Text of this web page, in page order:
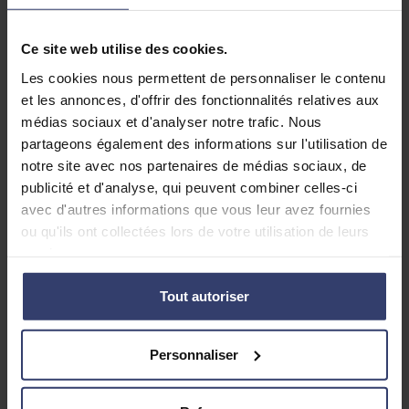
Ce site web utilise des cookies.
Les cookies nous permettent de personnaliser le contenu
et les annonces, d'offrir des fonctionnalités relatives aux
médias sociaux et d'analyser notre trafic. Nous
partageons également des informations sur l'utilisation de
notre site avec nos partenaires de médias sociaux, de
publicité et d'analyse, qui peuvent combiner celles-ci
avec d'autres informations que vous leur avez fournies
ou qu'ils ont collectées lors de votre utilisation de leurs
Tout autoriser
Personnaliser
comparer la note du bac avec le livret scolaire.
L’objectif est d’éviter un rattrapage au bac
Qui corrige les copies du bac ?
Les professeurs sont convoqués par l’Éducation
Nationale pour corriger les copies du bac de la
matière qu’ils enseignent.Il n’y a pas d’autres
prérequis que celui d’être professeur pour être
totalement aléatoire.
parti pour le travail de correction.
Combien de copies par professeur ?